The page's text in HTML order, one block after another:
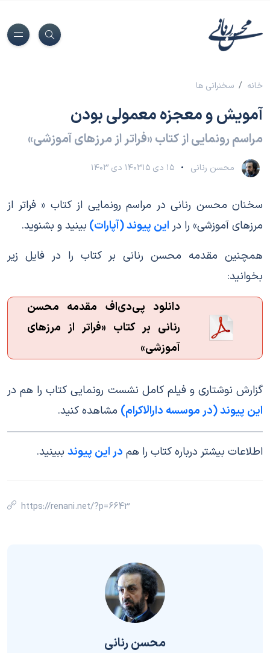
خانه سخنرانی ها
آمویش و معجزه معمولی بودن
مراسم رونمایی از کتاب «فراتر از مرزهای آموزشی»
محسن رنانی ۱۵ دی ۱۴۰۳ ۱۵ دی ۱۴۰۳
سخنان محسن رنانی در مراسم رونمایی از کتاب « فراتر از
مرزهای آموزشی» را در این پیوند (آپارات) بینید و بشنوید.
همچنین مقدمه محسن رنانی بر کتاب را در فایل زیر
بخوانید:
آموزشی»
گزارش نوشتاری و فیلم کامل نشست رونمایی کتاب را هم در
این پیوند (در موسسه دارالاکرام) مشاهده کنید.
اطلاعات بیشتر درباره کتاب را هم در این پیوند ببینید.
https://renani.net/?p=6643
محسن رنانی